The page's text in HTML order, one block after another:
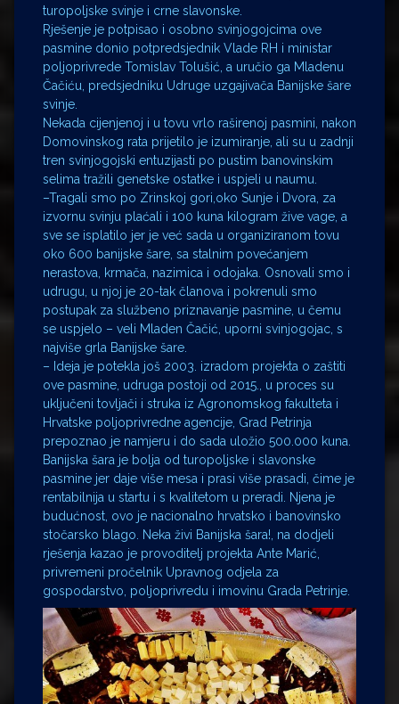
turopoljske svinje i crne slavonske.
Rješenje je potpisao i osobno svinjogojcima ove
pasmine donio potpredsjednik Vlade RH i ministar
poljoprivrede Tomislav Tolušić, a uručio ga Mladenu
Čačiću, predsjedniku Udruge uzgajivača Banijske šare
svinje.
Nekada cijenjenoj i u tovu vrlo raširenoj pasmini, nakon
Domovinskog rata prijetilo je izumiranje, ali su u zadnji
tren svinjogojski entuzijasti po pustim banovinskim
selima tražili genetske ostatke i uspjeli u naumu.
–Tragali smo po Zrinskoj gori,oko Sunje i Dvora, za
izvornu svinju plaćali i 100 kuna kilogram žive vage, a
sve se isplatilo jer je već sada u organiziranom tovu
oko 600 banijske šare, sa stalnim povećanjem
nerastova, krmača, nazimica i odojaka. Osnovali smo i
udrugu, u njoj je 20-tak članova i pokrenuli smo
postupak za službeno priznavanje pasmine, u čemu
se uspjelo – veli Mladen Čačić, uporni svinjogojac, s
najviše grla Banijske šare.
– Ideja je potekla još 2003. izradom projekta o zaštiti
ove pasmine, udruga postoji od 2015., u proces su
uključeni tovljači i struka iz Agronomskog fakulteta i
Hrvatske poljoprivredne agencije, Grad Petrinja
prepoznao je namjeru i do sada uložio 500.000 kuna.
Banijska šara je bolja od turopoljske i slavonske
pasmine jer daje više mesa i prasi više prasadi, čime je
rentabilnija u startu i s kvalitetom u preradi. Njena je
budućnost, ovo je nacionalno hrvatsko i banovinsko
stočarsko blago. Neka živi Banijska šara!, na dodjeli
rješenja kazao je provoditelj projekta Ante Marić,
privremeni pročelnik Upravnog odjela za
gospodarstvo, poljoprivredu i imovinu Grada Petrinje.